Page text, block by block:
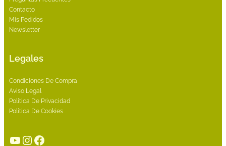
Contacto
Mis Pedidos
Newsletter
Legales
Condiciones De Compra
Aviso Legal
Política De Privacidad
Política De Cookies
YouTube
Instagram
Facebook